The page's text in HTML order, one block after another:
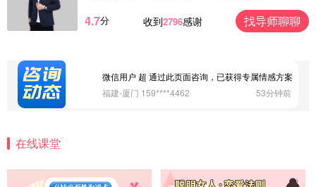
4.7分 收到2796感谢 找导师聊聊
微信用户 逆光下的微笑 通过此页面咨询，已获得专
微信用户 超 通过此页面咨询，已获得专属情感方案
福建-厦门 159****4462
53分钟前
方案
在线课堂